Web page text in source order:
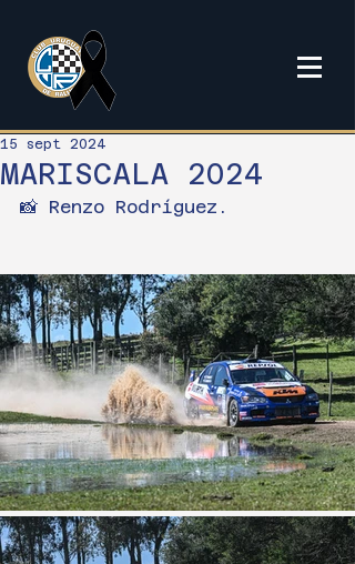
MARISCALA 2024
15 sept 2024
📸 Renzo Rodríguez.